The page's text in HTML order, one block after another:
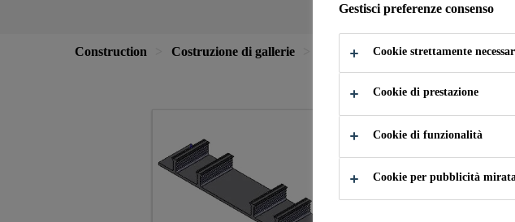
Construction Costruzione di gallerie Impermeabilizzazioni di gallerie
Gestisci preferenze consenso
Cookie strettamente
Cookie di prestazione
Cookie di funzionalità
Cookie per pubblicità